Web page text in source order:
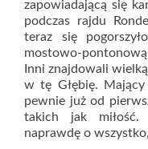
zapowiadającą się
podczas rajdu
teraz się
mostowo-
Inni znajdowali
w tę Głębię.
pewnie już od
takich jak miłość.
naprawdę o